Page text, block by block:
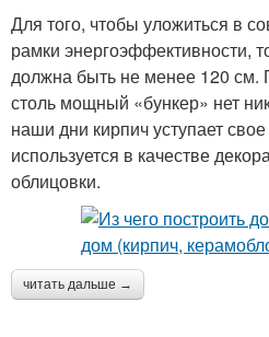
Для того, чтобы уложиться в
рамки энергоэффективности,
должна быть не менее 120 см.
столь мощный «бункер» нет
наши дни кирпич уступает
используется в качестве
облицовки.
читать дальше →